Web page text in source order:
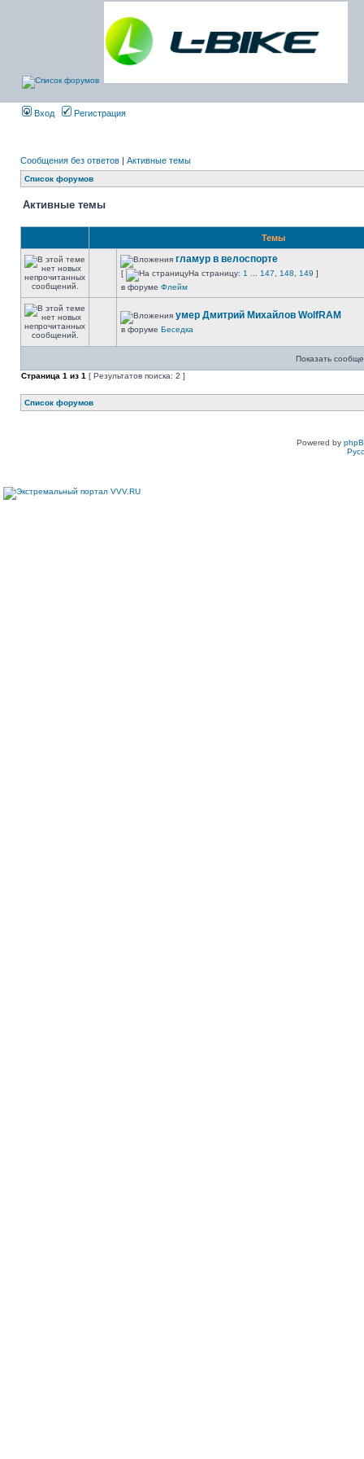
Вход Регистрация
Сообщения без ответов | Активные темы
Список форумов
Активные темы
Темы
гламур в велоспорте
[ На страницу: 1 147 148 149 ]
в форуме Флейм
умер Дмитрий Михайлов WolfRAM
в форуме Беседка
Показать
Страница 1 из 1 [ Результатов поиска: 2 ]
Список форумов
Powered by